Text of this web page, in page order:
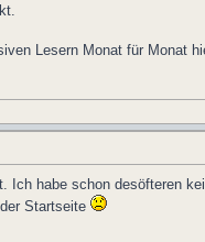
Lesern Monat für Monat
Ich habe schon desöfteren
Startseite